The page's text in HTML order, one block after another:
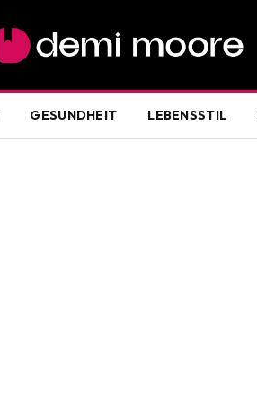
GESUNDHEIT LEBENSSTIL